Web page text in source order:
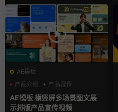
AE模板
产品介绍
产品宣传
产品展示
AE模板 横竖屏多场景图文展
示排版产品宣传视频